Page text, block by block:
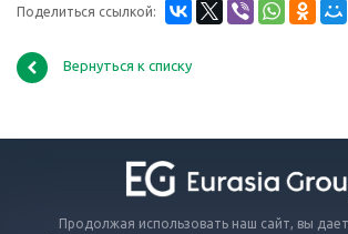
Поделиться ссылкой:
Вернуться к списку
Продолжая использовать наш сайт, вы